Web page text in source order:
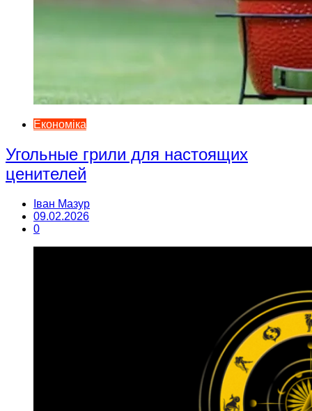
Економіка
Угольные грили для настоящих
ценителей
Іван Мазур
09.02.2026
0